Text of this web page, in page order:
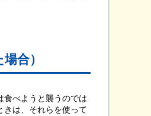
合）
べようと襲うのでは
きは、それらを使って